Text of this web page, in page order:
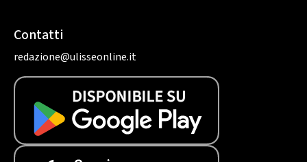
Contatti
redazione@ulisseonline.it